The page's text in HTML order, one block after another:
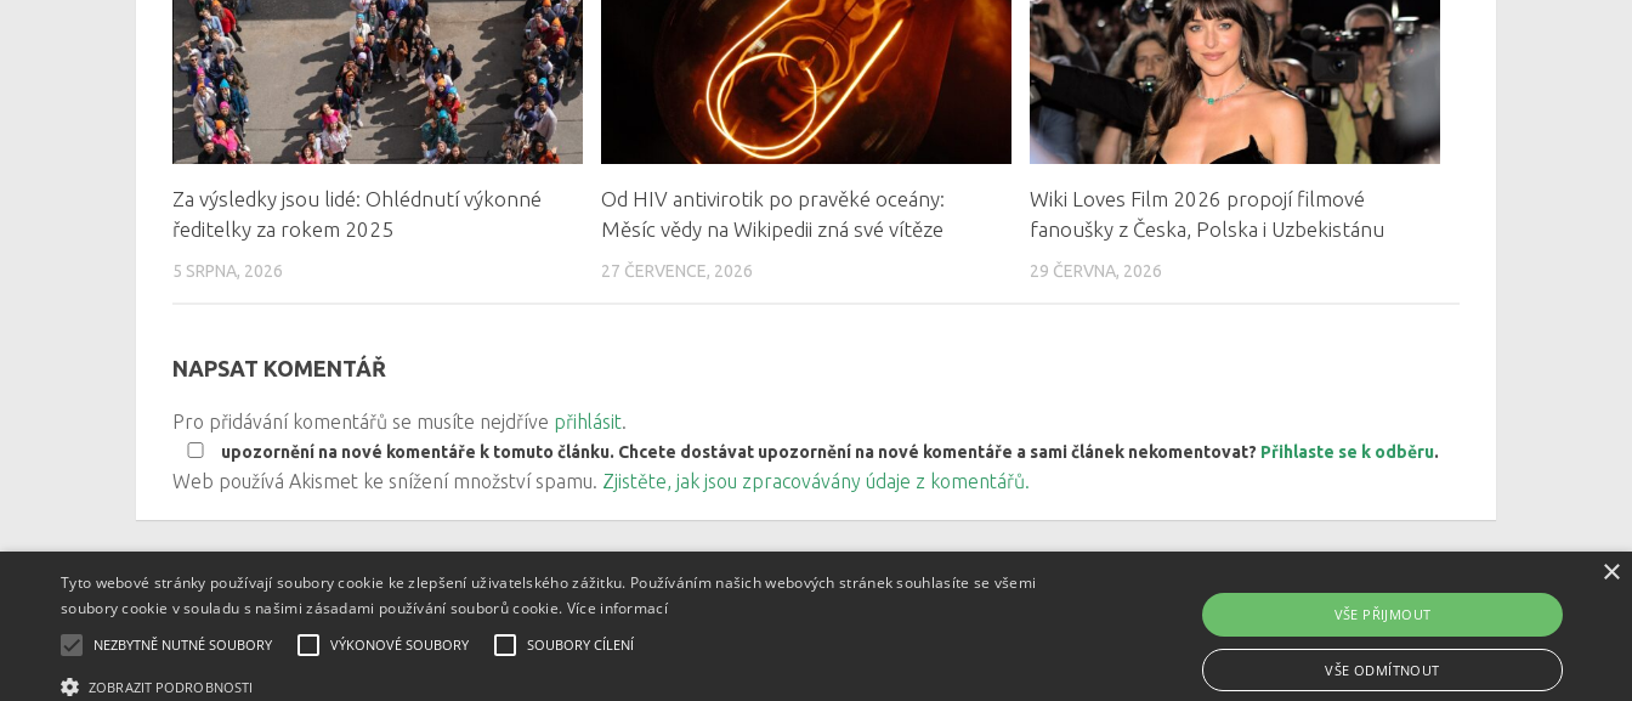
Za výsledky jsou lidé: Ohlédnutí výkonné
ředitelky za rokem 2025
5 SRPNA, 2026
Od HIV antivirotik po pravěké oceány:
Měsíc vědy na Wikipedii zná své vítěze
27 ČERVENCE, 2026
Wiki Loves Film 2026 propojí filmové
fanoušky z Česka, Polska i Uzbekistánu
29 ČERVNA, 2026
NAPSAT KOMENTÁŘ
Pro přidávání komentářů se musíte nejdříve přihlásit.
upozornění na nové komentáře k tomuto článku. Chcete dostávat upozornění na nové komentáře a sami článek nekomentovat? Přihlaste se k odběru.
Web používá Akismet ke snížení množství spamu. Zjistěte, jak jsou zpracovávány údaje z komentářů.
Textový obsah je zveřejněn pod licencí Creative Commons BY 3.0 CZ
×
Tyto webové stránky používají soubory cookie ke zlepšení uživatelského zážitku. Používáním našich webových stránek souhlasíte se všemi
soubory cookie v souladu s našimi zásadami používání souborů cookie. Více informací
NEZBYTNĚ NUTNÉ SOUBORY VÝKONOVÉ SOUBORY SOUBORY CÍLENÍ
ZOBRAZIT PODROBNOSTI
VŠE PŘIJMOUT
VŠE ODMÍTNOUT